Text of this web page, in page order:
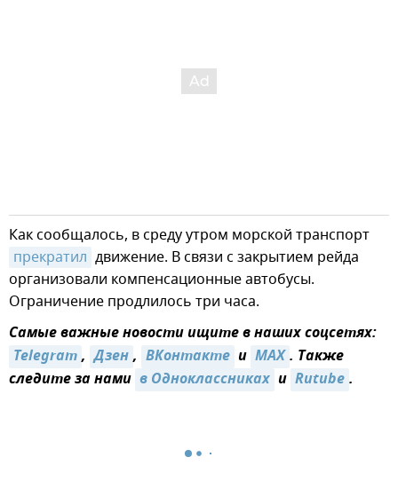
Как сообщалось, в среду утром морской транспорт
прекратил движение. В связи с закрытием рейда
организовали компенсационные автобусы.
Ограничение продлилось три часа.
Самые важные новости ищите в наших соцсетях:
Telegram, Дзен, ВКонтакте и MAX. Также
следите за нами в Одноклассниках и Rutube.